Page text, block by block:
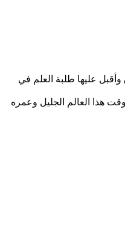
عليها طلبة العلم في
هذا العالم الجليل وعمره